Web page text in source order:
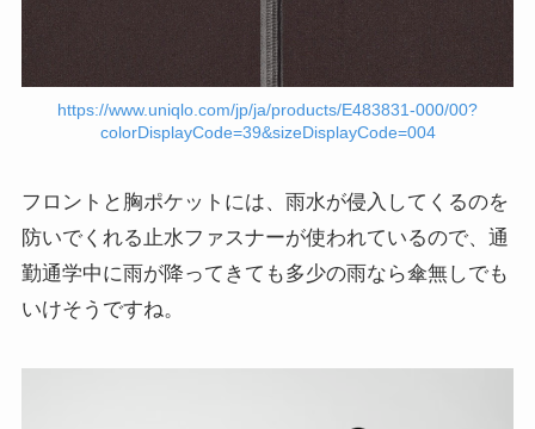
https://www.uniqlo.com/jp/ja/products/E483831-000/00?
colorDisplayCode=39&sizeDisplayCode=004
フロントと胸ポケットには、雨水が侵入してくるのを
防いでくれる止水ファスナーが使われているので、通
勤通学中に雨が降ってきても多少の雨なら傘無しでも
いけそうですね。